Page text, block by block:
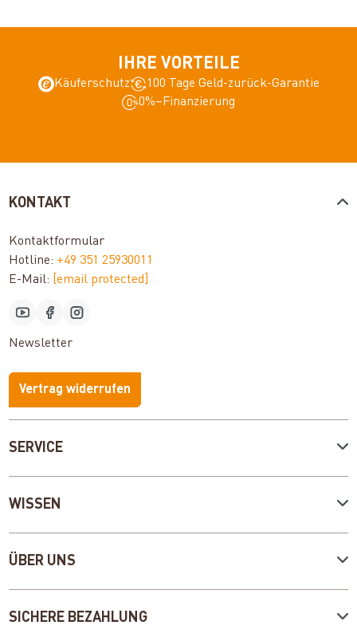
IHRE VORTEILE
Käuferschutz
100 Tage Geld-zurück-Garantie
0%–Finanzierung
SERVICE
WISSEN
ÜBER UNS
KONTAKT
Kontaktformular
Hotline: +49 351 25930011
E-Mail: [email protected]
Newsletter
Vertrag widerrufen
SICHERE BEZAHLUNG